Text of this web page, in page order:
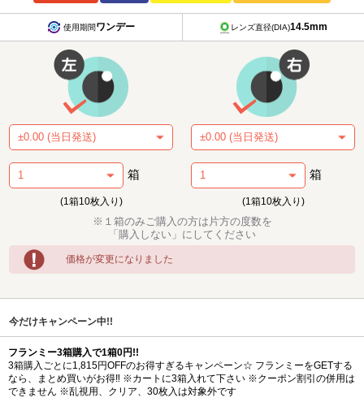
使用期間ワンデー レンズ直径(DIA)14.5mm
箱
(1箱10枚入り)
箱
(1箱10枚入り)
※１箱のみご購入の方は片方の度数を
「購入しない」にしてください
価格が変更になりました
今だけキャンペーン中!!
フランミー3箱購入で1箱0円!!
3箱購入ごとに1,815円OFFのお得すぎるキャンペーン☆ フランミーをGETする
なら、まとめ買いがお得‼ ※カートに3箱入れて下さい ※クーポン割引の併用は
できません ※乱視用、クリア、30枚入は対象外です